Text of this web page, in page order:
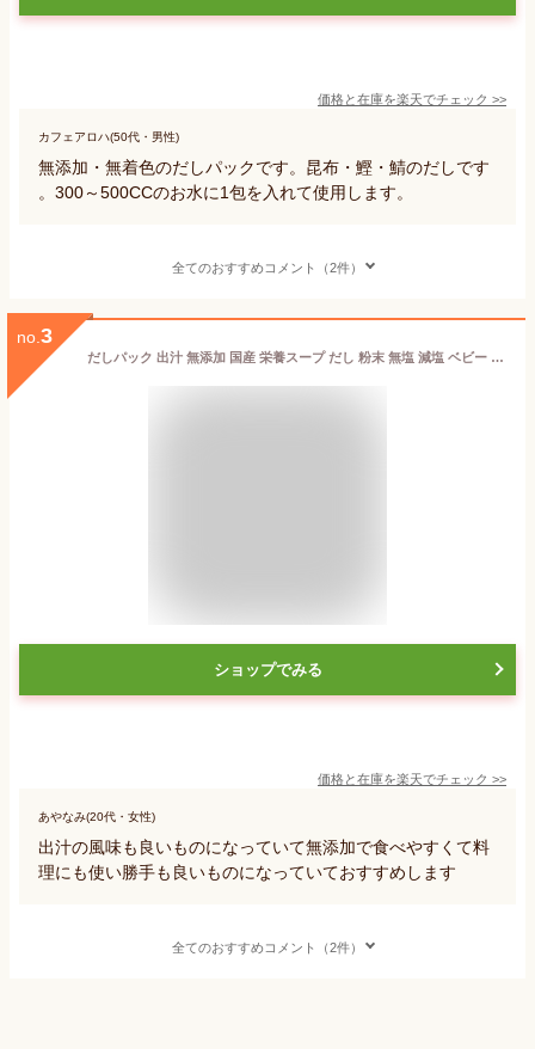
価格と在庫を楽天でチェック >>
カフェアロハ(50代・男性)
無添加・無着色のだしパックです。昆布・鰹・鯖のだしです
。300～500CCのお水に1包を入れて使用します。
全てのおすすめコメント（2件）
no. 3
だしパック 出汁 無添加 国産 栄養スープ だし 粉末 無塩 減塩 ベビー 赤ちゃん ベビーフード・離乳食 犬 昆布 こんぶ かつお 鰹節 椎茸 しいたけ うどん おでん 鍋 味噌汁 ギフト マエカワ フロム鹿児島
ショップでみる
価格と在庫を楽天でチェック >>
あやなみ(20代・女性)
出汁の風味も良いものになっていて無添加で食べやすくて料
理にも使い勝手も良いものになっていておすすめします
全てのおすすめコメント（2件）